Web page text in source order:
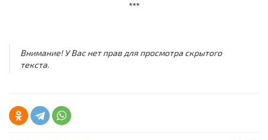
***
Внимание! У Вас нет прав для просмотра скрытого
текста.